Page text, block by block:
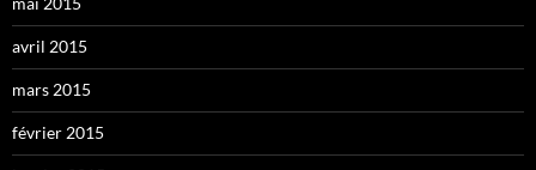
avril 2015
mars 2015
février 2015